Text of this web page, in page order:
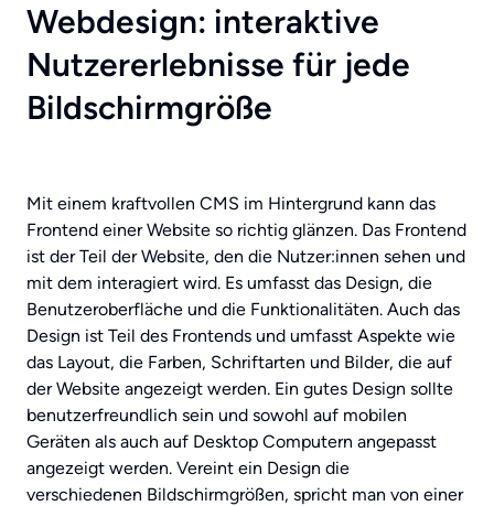
Webdesign: interaktive
Nutzererlebnisse für jede
Bildschirmgröße
Mit einem kraftvollen CMS im Hintergrund kann das
Frontend einer Website so richtig glänzen. Das Frontend
ist der Teil der Website, den die Nutzer:innen sehen und
mit dem interagiert wird. Es umfasst das Design, die
Benutzeroberfläche und die Funktionalitäten. Auch das
Design ist Teil des Frontends und umfasst Aspekte wie
das Layout, die Farben, Schriftarten und Bilder, die auf
der Website angezeigt werden. Ein gutes Design sollte
benutzerfreundlich sein und sowohl auf mobilen
Geräten als auch auf Desktop Computern angepasst
angezeigt werden. Vereint ein Design die
verschiedenen Bildschirmgrößen, spricht man von einer